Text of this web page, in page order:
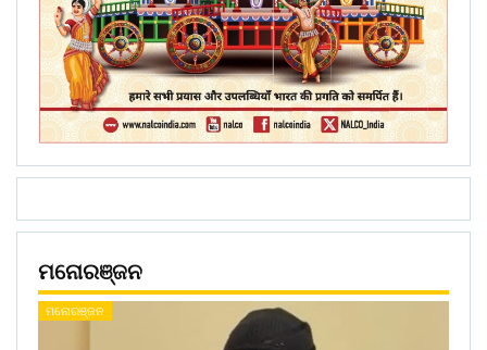
ମନୋରଞ୍ଜନ
ମନୋରଞ୍ଜନ